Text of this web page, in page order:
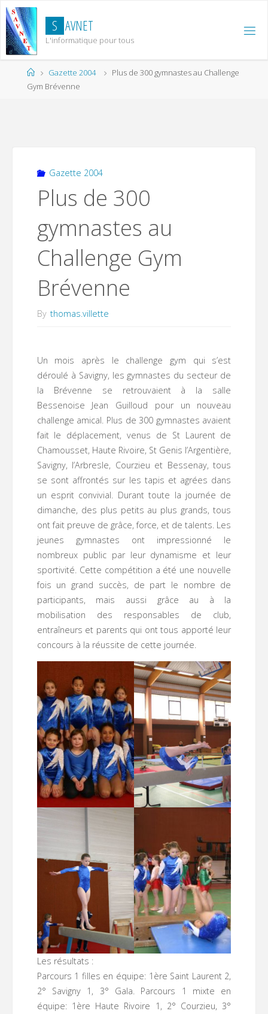
Skip
to
content
S AVNET
L'informatique pour tous
HomeGazette 2004
Plus de 300 gymnastes au Challenge
Gym Brévenne
Gazette 2004
Plus de 300
gymnastes au
Challenge Gym
Brévenne
By thomas.villette
Un mois après le challenge gym qui s’est
déroulé à Savigny, les gymnastes du secteur de
la Brévenne se retrouvaient à la salle
Bessenoise Jean Guilloud pour un nouveau
challenge amical. Plus de 300 gymnastes avaient
fait le déplacement, venus de St Laurent de
Chamousset, Haute Rivoire, St Genis l’Argentière,
Savigny, l’Arbresle, Courzieu et Bessenay, tous
se sont affrontés sur les tapis et agrées dans
un esprit convivial. Durant toute la journée de
dimanche, des plus petits au plus grands, tous
ont fait preuve de grâce, force, et de talents. Les
jeunes gymnastes ont impressionné le
nombreux public par leur dynamisme et leur
sportivité. Cette compétition a été une nouvelle
fois un grand succès, de part le nombre de
participants, mais aussi grâce au à la
mobilisation des responsables de club,
entraîneurs et parents qui ont tous apporté leur
concours à la réussite de cette journée.
Les résultats :
Parcours 1 filles en équipe: 1ère Saint Laurent 2,
2° Savigny 1, 3° Gala. Parcours 1 mixte en
équipe: 1ère Haute Rivoire 1, 2° Courzieu, 3°